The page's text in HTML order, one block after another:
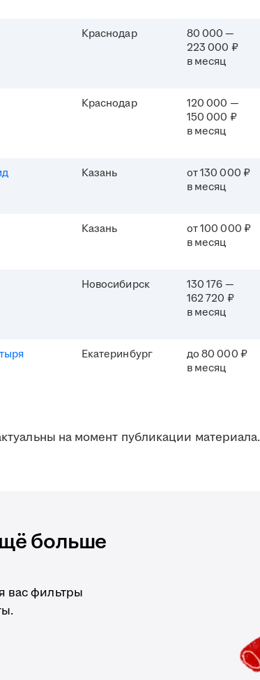
Краснодар
80 000 —
223 000 ₽
в месяц
Краснодар
120 000 —
150 000 ₽
в месяц
Казань
от 130 000 ₽
в месяц
Казань
от 100 000 ₽
в месяц
Новосибирск
130 176 —
162 720 ₽
в месяц
Екатеринбург
до 80 000 ₽
в месяц
на момент публикации материала.
больше
вас фильтры